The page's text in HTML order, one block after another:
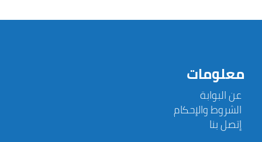
معلومات
عن البوابة
الشروط والإحكام
إتصل بنا